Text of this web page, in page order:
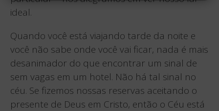
ideal.
Quando você está viajando tarde da noite e
você não sabe onde você vai ficar, nada é mais
desanimador do que encontrar um sinal de
sem vagas em um hotel. Não há tal sinal no
céu. Se fizemos nossas reservas aceitando o
presente de Deus em Cristo, então o Céu está